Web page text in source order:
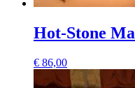
Hot-Stone
€ 86,00